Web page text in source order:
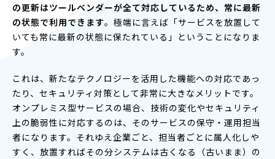
の更新はツールベンダーが全て対応しているため、常に最新
の状態で利用できます。極端に言えば「サービスを放置して
いても常に最新の状態に保たれている」ということになりま
す。
これは、新たなテクノロジーを活用した機能への対応であっ
たり、セキュリティ対策として非常に大きなメリットです。
オンプレミス型サービスの場合、技術の変化やセキュリティ
上の脆弱性に対応するのは、そのサービスの保守・運用担当
者になります。それゆえ企業ごと、担当者ごとに属人化しや
すく、放置すればその分システムは古くなる（古いまま）の